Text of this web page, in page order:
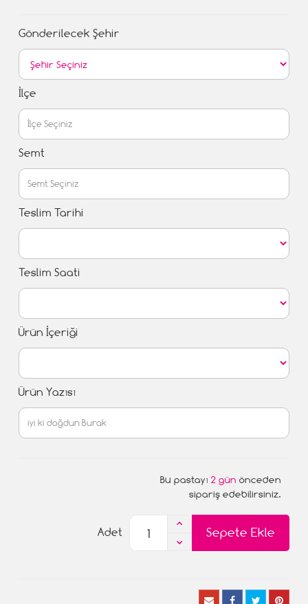
Gönderilecek Şehir
İlçe
Semt
Teslim Tarihi
Teslim Saati
Ürün İçeriği
Ürün Yazısı
Bu pastayı 2 gün önceden
sipariş edebilirsiniz.
Sepete Ekle
Adet